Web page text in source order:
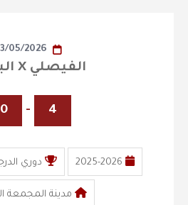
05/2026
الفيصلي X الباطن
4
-
0
2025-2026 دوري
مدينة المجمعة